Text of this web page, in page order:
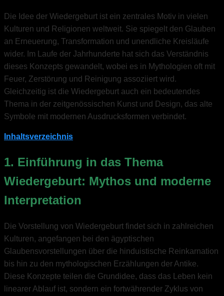
Die Idee der Wiedergeburt ist ein zentrales Motiv in vielen
Kulturen und Religionen weltweit. Sie spiegelt den Glauben
an Erneuerung, Transformation und unendliche Kreisläufe
wider. Im Laufe der Jahrhunderte hat sich das Verständnis
dieses Konzepts gewandelt, wobei es in Mythologien oft mit
Feuer, Zerstörung und Reinigung assoziiert wird.
Gleichzeitig ist die Wiedergeburt auch ein bedeutendes
Thema in der zeitgenössischen Kunst und Design, das alte
Symbole mit modernen Ausdrucksformen verbindet.
Inhaltsverzeichnis
1. Einführung in das Thema
Wiedergeburt: Mythos und moderne
Interpretation
Die Vorstellung von Wiedergeburt findet sich in zahlreichen
Kulturen, angefangen bei den ägyptischen
Glaubensvorstellungen über die hinduistische Reinkarnation
bis hin zu den mythologischen Erzählungen der Antike.
Diese Konzepte teilen die Grundidee, dass das Leben kein
linearer Ablauf ist, sondern ein fortwährender Zyklus von